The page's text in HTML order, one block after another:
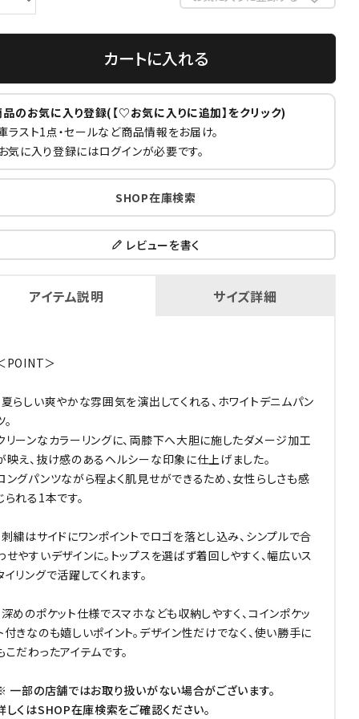
カートに入れる
品のお気に入り登録(【♡お気に入りに追加】をクリック)
ラスト1点・セールなど商品情報をお届け。
お気に入り登録にはログインが必要です。
SHOP在庫検索
レビューを書く
アイテム説明 サイズ詳細
POINT＞
夏らしい爽やかな雰囲気を演出してくれる、ホワイトデニムパン
。
リーンなカラーリングに、両膝下へ大胆に施したダメージ加工
映え、抜け感のあるヘルシーな印象に仕上げました。
ングパンツながら程よく肌見せができるため、女性らしさも感
られる1本です。
刺繍はサイドにワンポイントでロゴを落とし込み、シンプルで合
せやすいデザインに。トップスを選ばず着回しやすく、幅広いス
イリングで活躍してくれます。
深めのポケット仕様でスマホなども収納しやすく、コインポケッ
付きなのも嬉しいポイント。デザイン性だけでなく、使い勝手に
こだわったアイテムです。
一部の店舗ではお取り扱いがない場合がございます。
しくはSHOP在庫検索をご確認ください。